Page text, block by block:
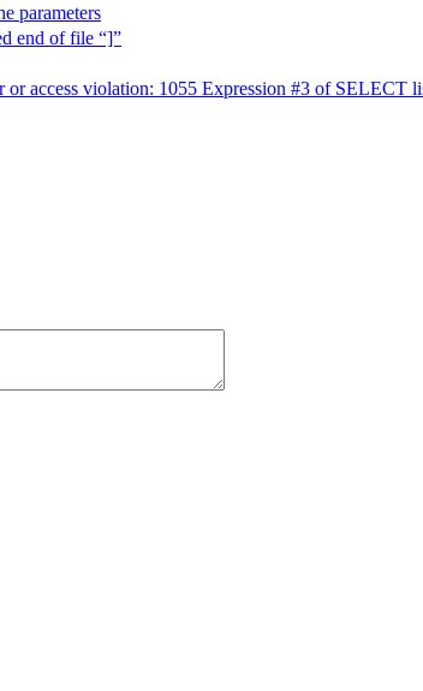
parameters
end of file “]”
violation: 1055 Expression #3 of SELECT